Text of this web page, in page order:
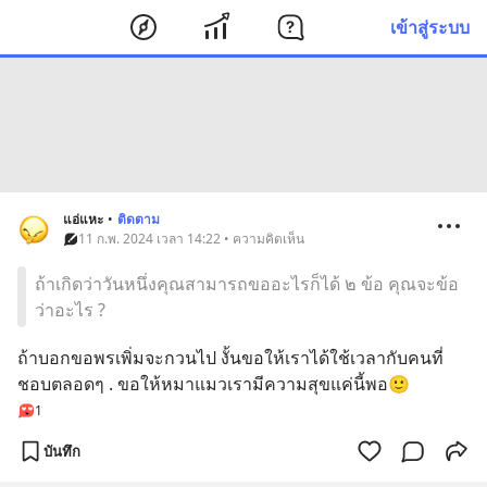
เข้าสู่ระบบ
แอ่แหะ • ติดตาม
11 ก.พ. 2024 เวลา 14:22 • ความคิดเห็น
ถ้าเกิดว่าวันหนึ่งคุณสามารถขออะไรก็ได้ ๒ ข้อ คุณจะข้อ
ว่าอะไร ?
ถ้าบอกขอพรเพิ่มจะกวนไป งั้นขอให้เราได้ใช้เวลากับคนที่
ชอบตลอดๆ . ขอให้หมาแมวเรามีความสุขแค่นี้พอ🙂
1
บันทึก